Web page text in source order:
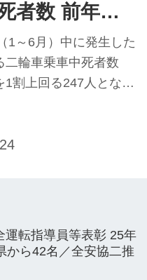
者数 前年同
の247人に
1～6月）中に発生した
二輪車乗車中死者数
1割上回る247人となっ
運転指導員等表彰 25年
から42名／全安協二推